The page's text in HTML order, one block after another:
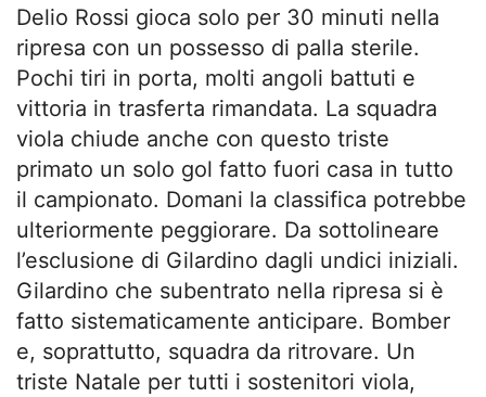
Delio Rossi gioca solo per 30 minuti nella
ripresa con un possesso di palla sterile.
Pochi tiri in porta, molti angoli battuti e
vittoria in trasferta rimandata. La squadra
viola chiude anche con questo triste
primato un solo gol fatto fuori casa in tutto
il campionato. Domani la classifica potrebbe
ulteriormente peggiorare. Da sottolineare
l’esclusione di Gilardino dagli undici iniziali.
Gilardino che subentrato nella ripresa si è
fatto sistematicamente anticipare. Bomber
e, soprattutto, squadra da ritrovare. Un
triste Natale per tutti i sostenitori viola,